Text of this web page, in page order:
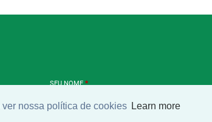
nossa política de cookies Learn more
SEU NOME*